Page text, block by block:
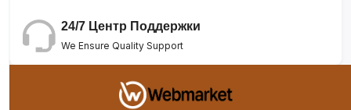
24/7 Центр Поддержки
We Ensure Quality Support